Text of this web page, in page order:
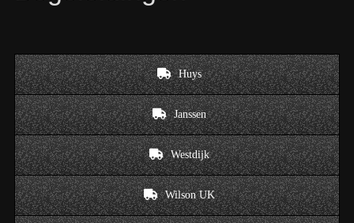
Huys
Janssen
Westdijk
Wilson UK